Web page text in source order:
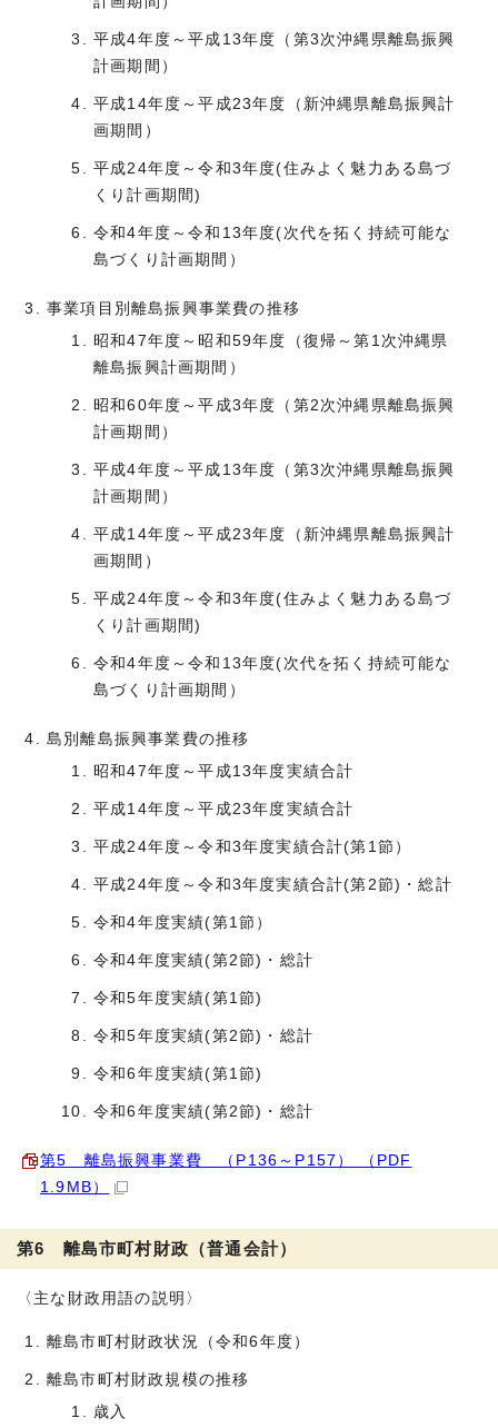
平成4年度～平成13年度（第3次沖縄県離島振興
計画期間）
平成14年度～平成23年度（新沖縄県離島振興計
画期間）
平成24年度～令和3年度(住みよく魅力ある島づ
くり計画期間)
令和4年度～令和13年度(次代を拓く持続可能な
島づくり計画期間）
事業項目別離島振興事業費の推移
昭和47年度～昭和59年度（復帰～第1次沖縄県
離島振興計画期間）
昭和60年度～平成3年度（第2次沖縄県離島振興
計画期間）
平成4年度～平成13年度（第3次沖縄県離島振興
計画期間）
平成14年度～平成23年度（新沖縄県離島振興計
画期間）
平成24年度～令和3年度(住みよく魅力ある島づ
くり計画期間)
令和4年度～令和13年度(次代を拓く持続可能な
島づくり計画期間）
島別離島振興事業費の推移
昭和47年度～平成13年度実績合計
平成14年度～平成23年度実績合計
平成24年度～令和3年度実績合計(第1節）
平成24年度～令和3年度実績合計(第2節)・総計
令和4年度実績(第1節）
令和4年度実績(第2節)・総計
令和5年度実績(第1節)
令和5年度実績(第2節)・総計
令和6年度実績(第1節)
令和6年度実績(第2節)・総計
第5 離島振興事業費 （P136～P157） （PDF
1.9MB）
第6 離島市町村財政（普通会計）
〈主な財政用語の説明〉
離島市町村財政状況（令和6年度）
離島市町村財政規模の推移
歳入